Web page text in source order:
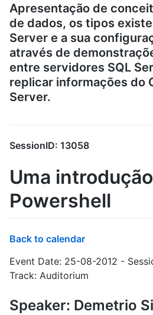
Apresentação de
de dados, os tipos
Server e a sua
através de
entre servidores SQL
replicar informações do
Server.
SessionID: 13058
Uma
Powershell
Back to calendar
Event Date: 25-08-2012 -
Track: Auditorium
Speaker: Demetrio